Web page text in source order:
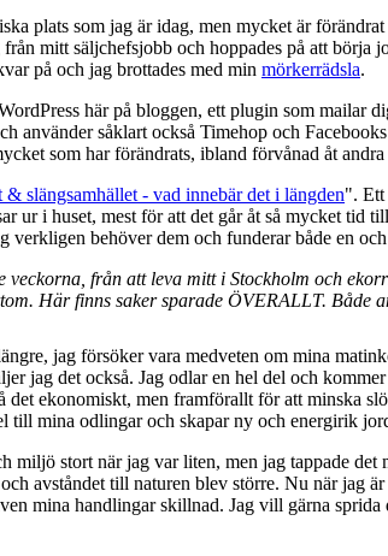
plats som jag är idag, men mycket är
mitt säljchefsjobb och hoppades på att
på och jag brottades med min mörkerrädsla.
här på bloggen, ett plugin som mailar
använder såklart också Timehop och
som har förändrats, ibland förvånad åt
& slängsamhället - vad innebär det i längden". Ett
ur i huset, mest för att det går åt så mycket tid
behöver dem och funderar både en
veckorna, från att leva mitt i Stockholm och
Här finns saker sparade ÖVERALLT. Både
jag försöker vara medveten om mina
jag det också. Jag odlar en hel del och
ekonomiskt, men framförallt för att minska
till mina odlingar och skapar ny och energirik
miljö stort när jag var liten, men jag tappade
avståndet till naturen blev större. Nu när
mina handlingar skillnad. Jag vill gärna